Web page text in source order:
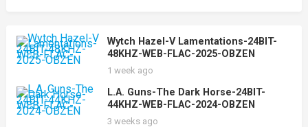
Wytch Hazel-V Lamentations-24BIT-
48KHZ-WEB-FLAC-2025-OBZEN
1 week ago
L.A. Guns-The Dark Horse-24BIT-
44KHZ-WEB-FLAC-2024-OBZEN
3 weeks ago